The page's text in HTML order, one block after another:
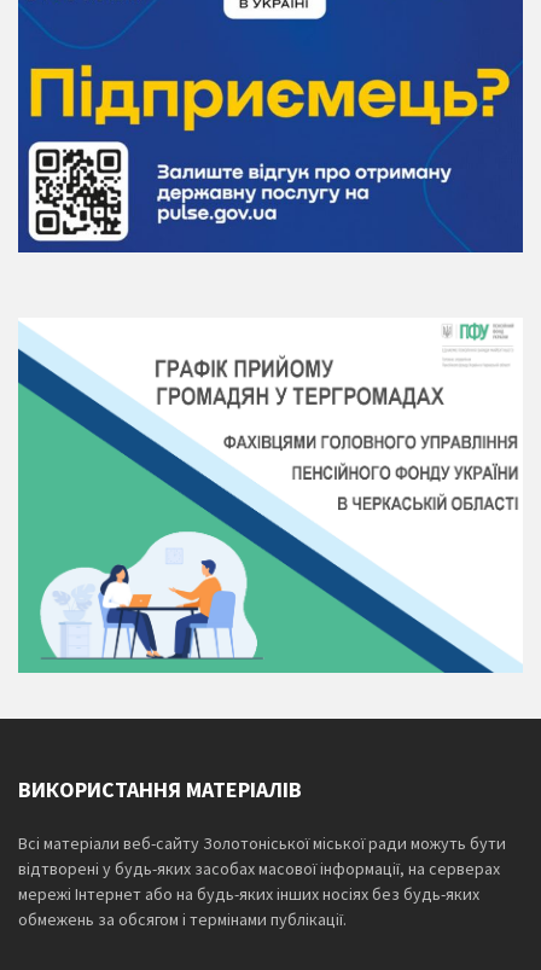
ВИКОРИСТАННЯ МАТЕРІАЛІВ
Всі матеріали веб-сайту Золотоніської міської ради можуть бути
відтворені у будь-яких засобах масової інформації, на серверах
мережі Інтернет або на будь-яких інших носіях без будь-яких
обмежень за обсягом і термінами публікації.